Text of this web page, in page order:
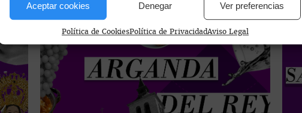
Aceptar cookies Denegar Ver preferencias
Política de CookiesPolítica de PrivacidadAviso Legal